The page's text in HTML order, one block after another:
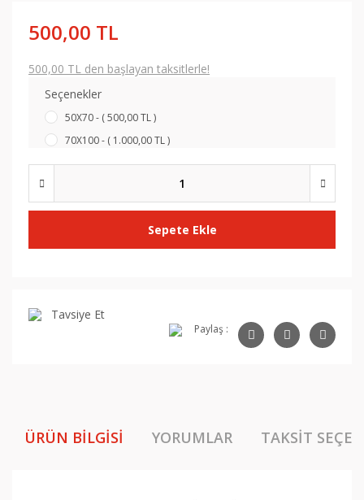
500,00 TL
500,00 TL den başlayan taksitlerle!
Seçenekler
50X70 - ( 500,00 TL )
70X100 - ( 1.000,00 TL )
Sepete Ekle
Tavsiye Et
Paylaş :
ÜRÜN BILGISI YORUMLAR TAKSIT